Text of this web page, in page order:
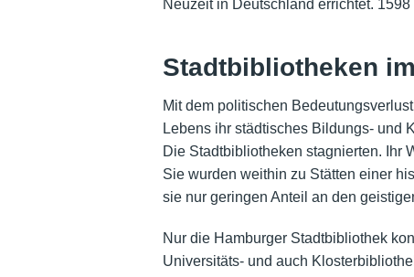
Neuzeit in Deutschland errichtet.
Stadtbibliotheken
Mit dem politischen
Lebens ihr städtisches Bildungs- und
Die Stadtbibliotheken stagnierten. Ihr
Sie wurden weithin zu Stätten einer
sie nur geringen Anteil an den
Nur die Hamburger Stadtbibliothek
Universitäts- und auch